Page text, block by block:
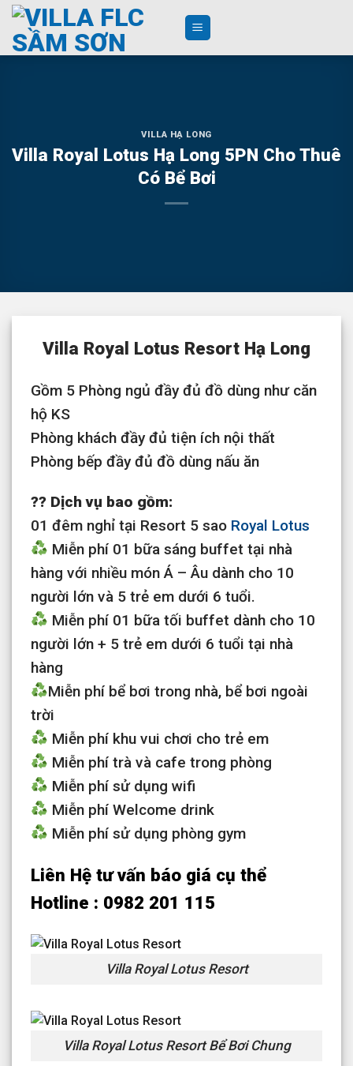
Skip
content
VILLA HẠ LONG
Villa Royal Lotus Hạ Long 5PN Cho Thuê
Có Bể Bơi
Villa Royal Lotus Resort Hạ Long
Gồm 5 Phòng ngủ đầy đủ đồ dùng như căn
hộ KS
Phòng khách đầy đủ tiện ích nội thất
Phòng bếp đầy đủ đồ dùng nấu ăn
?? Dịch vụ bao gồm:
01 đêm nghỉ tại Resort 5 sao Royal Lotus
Miễn phí 01 bữa sáng buffet tại nhà
hàng với nhiều món Á – Âu dành cho 10
người lớn và 5 trẻ em dưới 6 tuổi.
Miễn phí 01 bữa tối buffet dành cho 10
người lớn + 5 trẻ em dưới 6 tuổi tại nhà
hàng
Miễn phí bể bơi trong nhà, bể bơi ngoài
trời
Miễn phí khu vui chơi cho trẻ em
Miễn phí trà và cafe trong phòng
Miễn phí sử dụng wifi
Miễn phí Welcome drink
Miễn phí sử dụng phòng gym
Liên Hệ tư vấn báo giá cụ thể
Hotline : 0982 201 115
Villa Royal Lotus Resort
Villa Royal Lotus Resort Bể Bơi Chung